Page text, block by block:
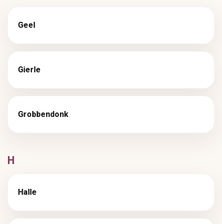
Geel
Gierle
Grobbendonk
H
Halle